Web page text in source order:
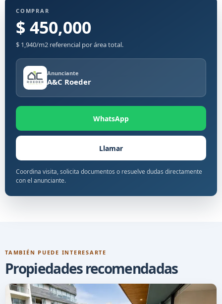
COMPRAR
$ 450,000
$ 1,940/m2 referencial por área total.
Anunciante
A&C Roeder
WhatsApp
Llamar
Coordina visita, solicita documentos o resuelve dudas directamente
con el anunciante.
TAMBIÉN PUEDE INTERESARTE
Propiedades recomendadas